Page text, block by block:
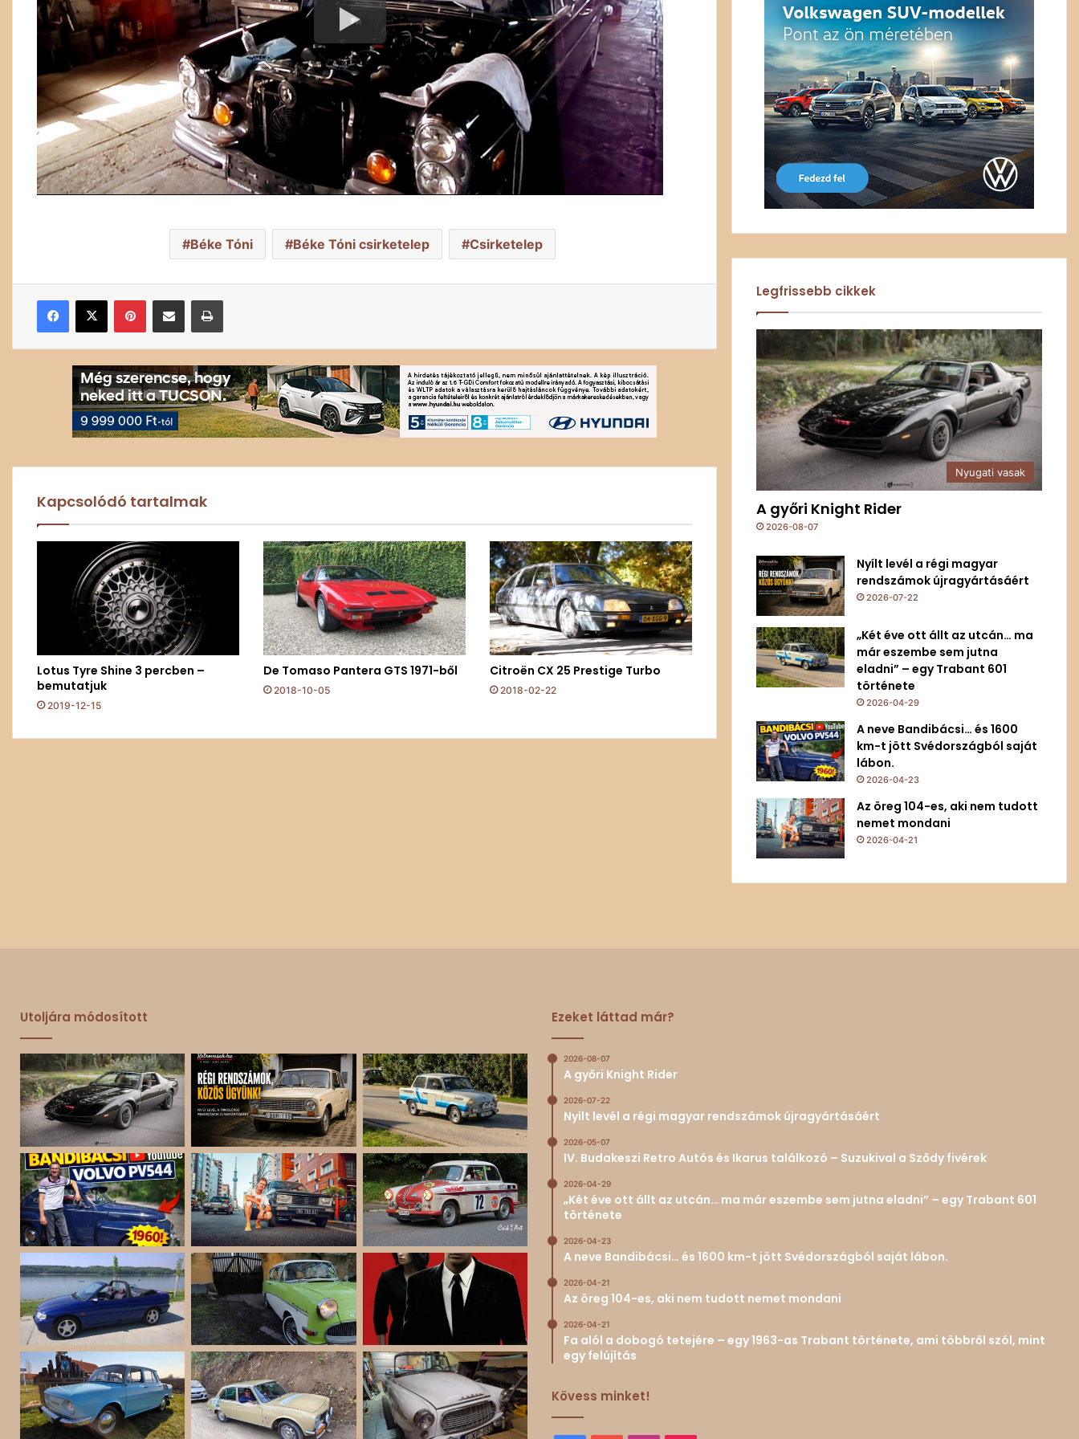
Béke Tóni Béke Tóni csirketelep Csirketelep
Facebook
X PinterestMegosztás email-ben Nyomtatás
Kapcsolódó tartalmak
Lotus Tyre Shine 3 percben –
bemutatjuk
2019-12-15
De Tomaso Pantera GTS 1971-ből
2018-10-05
Citroën CX 25 Prestige Turbo
2018-02-22
Legfrissebb cikkek
Nyugati vasak
A győri Knight Rider
2026-08-07
Nyílt levél a régi magyar
rendszámok újragyártásáért
2026-07-22
„Két éve ott állt az utcán… ma
már eszembe sem jutna
eladni” – egy Trabant 601
története
2026-04-29
A neve Bandibácsi… és 1600
km-t jött Svédországból saját
lábon.
2026-04-23
Az öreg 104-es, aki nem tudott
nemet mondani
2026-04-21
Utoljára módosított Ezeket láttad már?
2026-08-07
A győri Knight Rider
2026-07-22
Nyílt levél a régi magyar rendszámok újragyártásáért
2026-05-07
IV. Budakeszi Retro Autós és Ikarus találkozó – Suzukival a Sződy fivérek
2026-04-29
„Két éve ott állt az utcán… ma már eszembe sem jutna eladni” – egy Trabant 601
története
2026-04-23
A neve Bandibácsi… és 1600 km-t jött Svédországból saját lábon.
2026-04-21
Az öreg 104-es, aki nem tudott nemet mondani
2026-04-21
Fa alól a dobogó tetejére – egy 1963-as Trabant története, ami többről szól, mint
egy felújítás
Kövess minket!